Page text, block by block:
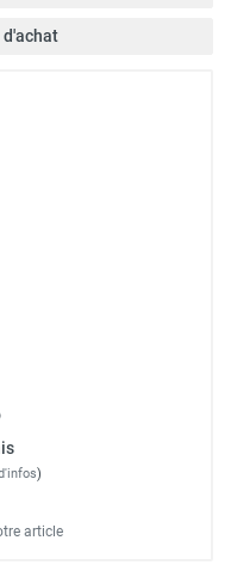
d'achat
)
article